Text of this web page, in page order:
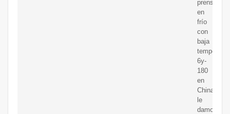
prensado
en
frío
con
baja
6y-
180
en
China,
le
damos